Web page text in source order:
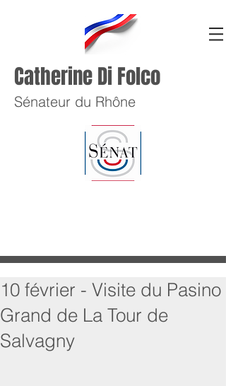
Catherine Di Folco
Sénateur du Rhône
10 février - Visite du Pasino
Grand de La Tour de
Salvagny